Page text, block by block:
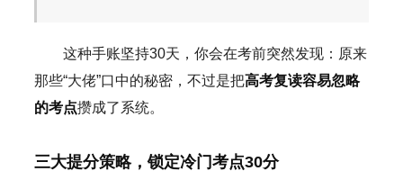
这种手账坚持30天，你会在考前突然发现：原来
那些“大佬”口中的秘密，不过是把高考复读容易忽略
的考点攒成了系统。
三大提分策略，锁定冷门考点30分